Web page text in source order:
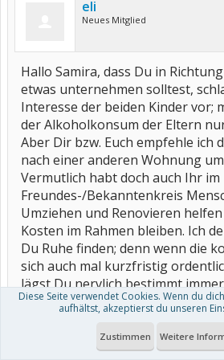
eli
Neues Mitglied
Hallo Samira, dass Du in
etwas unternehmen solltest,
Interesse der beiden Kinder vor;
der Alkoholkonsum der Eltern
Aber Dir bzw. Euch empfehle ich
nach einer anderen Wohnung
Vermutlich habt doch auch Ihr im
Freundes-/Bekanntenkreis
Umziehen und Renovieren
Kosten im Rahmen bleiben. Ich
Du Ruhe finden; denn wenn die
sich auch mal kurzfristig
lägst Du nervlich bestimmt
Und dass aus Deiner Familie nur
doch klar: Die anderen müssen
Nachbar-Problem klarkommen,
das sicher hauptsächlich - mit so
Diese Seite verwendet Cookies. Wenn du
aufhältst, akzeptierst du unseren
Zustimmen Weitere